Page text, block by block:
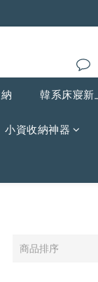
韓系床寢新
小資收納神器
商品排序